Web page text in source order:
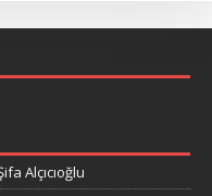
Alçıcıoğlu